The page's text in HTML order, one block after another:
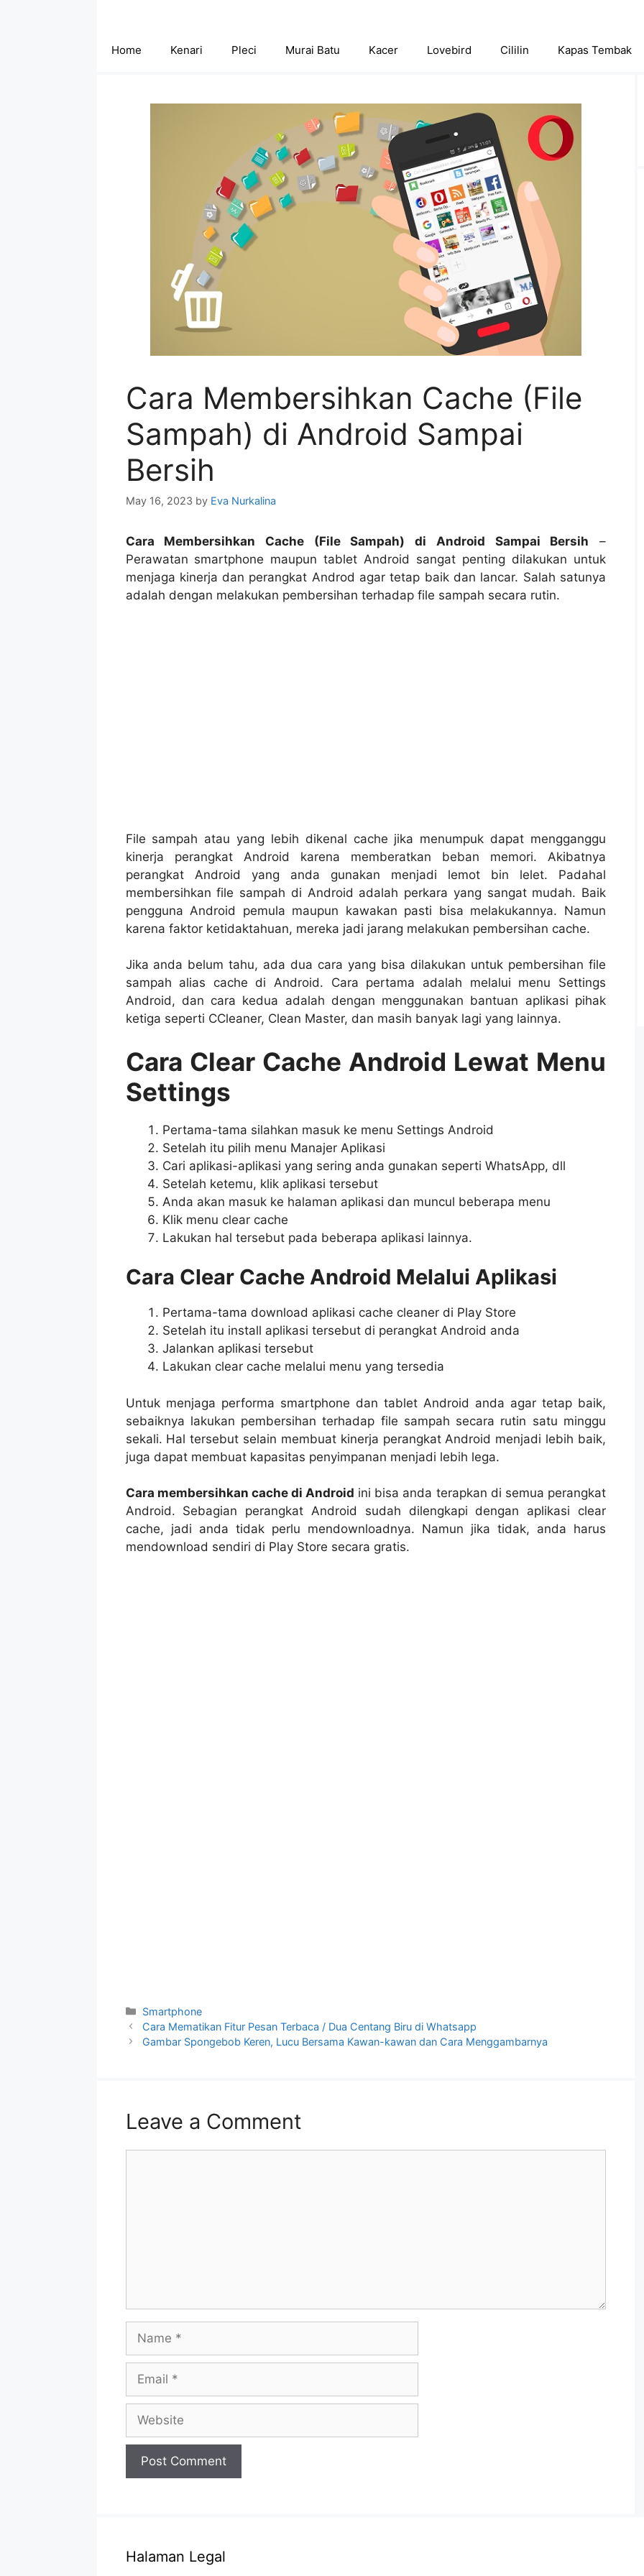
Home Kenari Pleci Murai Batu Kacer Lovebird Cililin Kapas Tembak
Cara Membersihkan Cache (File
Sampah) di Android Sampai
Bersih
May 16, 2023 by Eva Nurkalina
Cara Membersihkan Cache (File Sampah) di Android Sampai Bersih –
Perawatan smartphone maupun tablet Android sangat penting dilakukan untuk
menjaga kinerja dan perangkat Androd agar tetap baik dan lancar. Salah satunya
adalah dengan melakukan pembersihan terhadap file sampah secara rutin.
File sampah atau yang lebih dikenal cache jika menumpuk dapat mengganggu
kinerja perangkat Android karena memberatkan beban memori. Akibatnya
perangkat Android yang anda gunakan menjadi lemot bin lelet. Padahal
membersihkan file sampah di Android adalah perkara yang sangat mudah. Baik
pengguna Android pemula maupun kawakan pasti bisa melakukannya. Namun
karena faktor ketidaktahuan, mereka jadi jarang melakukan pembersihan cache.
Jika anda belum tahu, ada dua cara yang bisa dilakukan untuk pembersihan file
sampah alias cache di Android. Cara pertama adalah melalui menu Settings
Android, dan cara kedua adalah dengan menggunakan bantuan aplikasi pihak
ketiga seperti CCleaner, Clean Master, dan masih banyak lagi yang lainnya.
Cara Clear Cache Android Lewat Menu
Settings
Pertama-tama silahkan masuk ke menu Settings Android
Setelah itu pilih menu Manajer Aplikasi
Cari aplikasi-aplikasi yang sering anda gunakan seperti WhatsApp, dll
Setelah ketemu, klik aplikasi tersebut
Anda akan masuk ke halaman aplikasi dan muncul beberapa menu
Klik menu clear cache
Lakukan hal tersebut pada beberapa aplikasi lainnya.
Cara Clear Cache Android Melalui Aplikasi
Pertama-tama download aplikasi cache cleaner di Play Store
Setelah itu install aplikasi tersebut di perangkat Android anda
Jalankan aplikasi tersebut
Lakukan clear cache melalui menu yang tersedia
Untuk menjaga performa smartphone dan tablet Android anda agar tetap baik,
sebaiknya lakukan pembersihan terhadap file sampah secara rutin satu minggu
sekali. Hal tersebut selain membuat kinerja perangkat Android menjadi lebih baik,
juga dapat membuat kapasitas penyimpanan menjadi lebih lega.
Cara membersihkan cache di Android ini bisa anda terapkan di semua perangkat
Android. Sebagian perangkat Android sudah dilengkapi dengan aplikasi clear
cache, jadi anda tidak perlu mendownloadnya. Namun jika tidak, anda harus
mendownload sendiri di Play Store secara gratis.
Categories
Smartphone
Cara Mematikan Fitur Pesan Terbaca / Dua Centang Biru di Whatsapp
Gambar Spongebob Keren, Lucu Bersama Kawan-kawan dan Cara Menggambarnya
Leave a Comment
Halaman Legal